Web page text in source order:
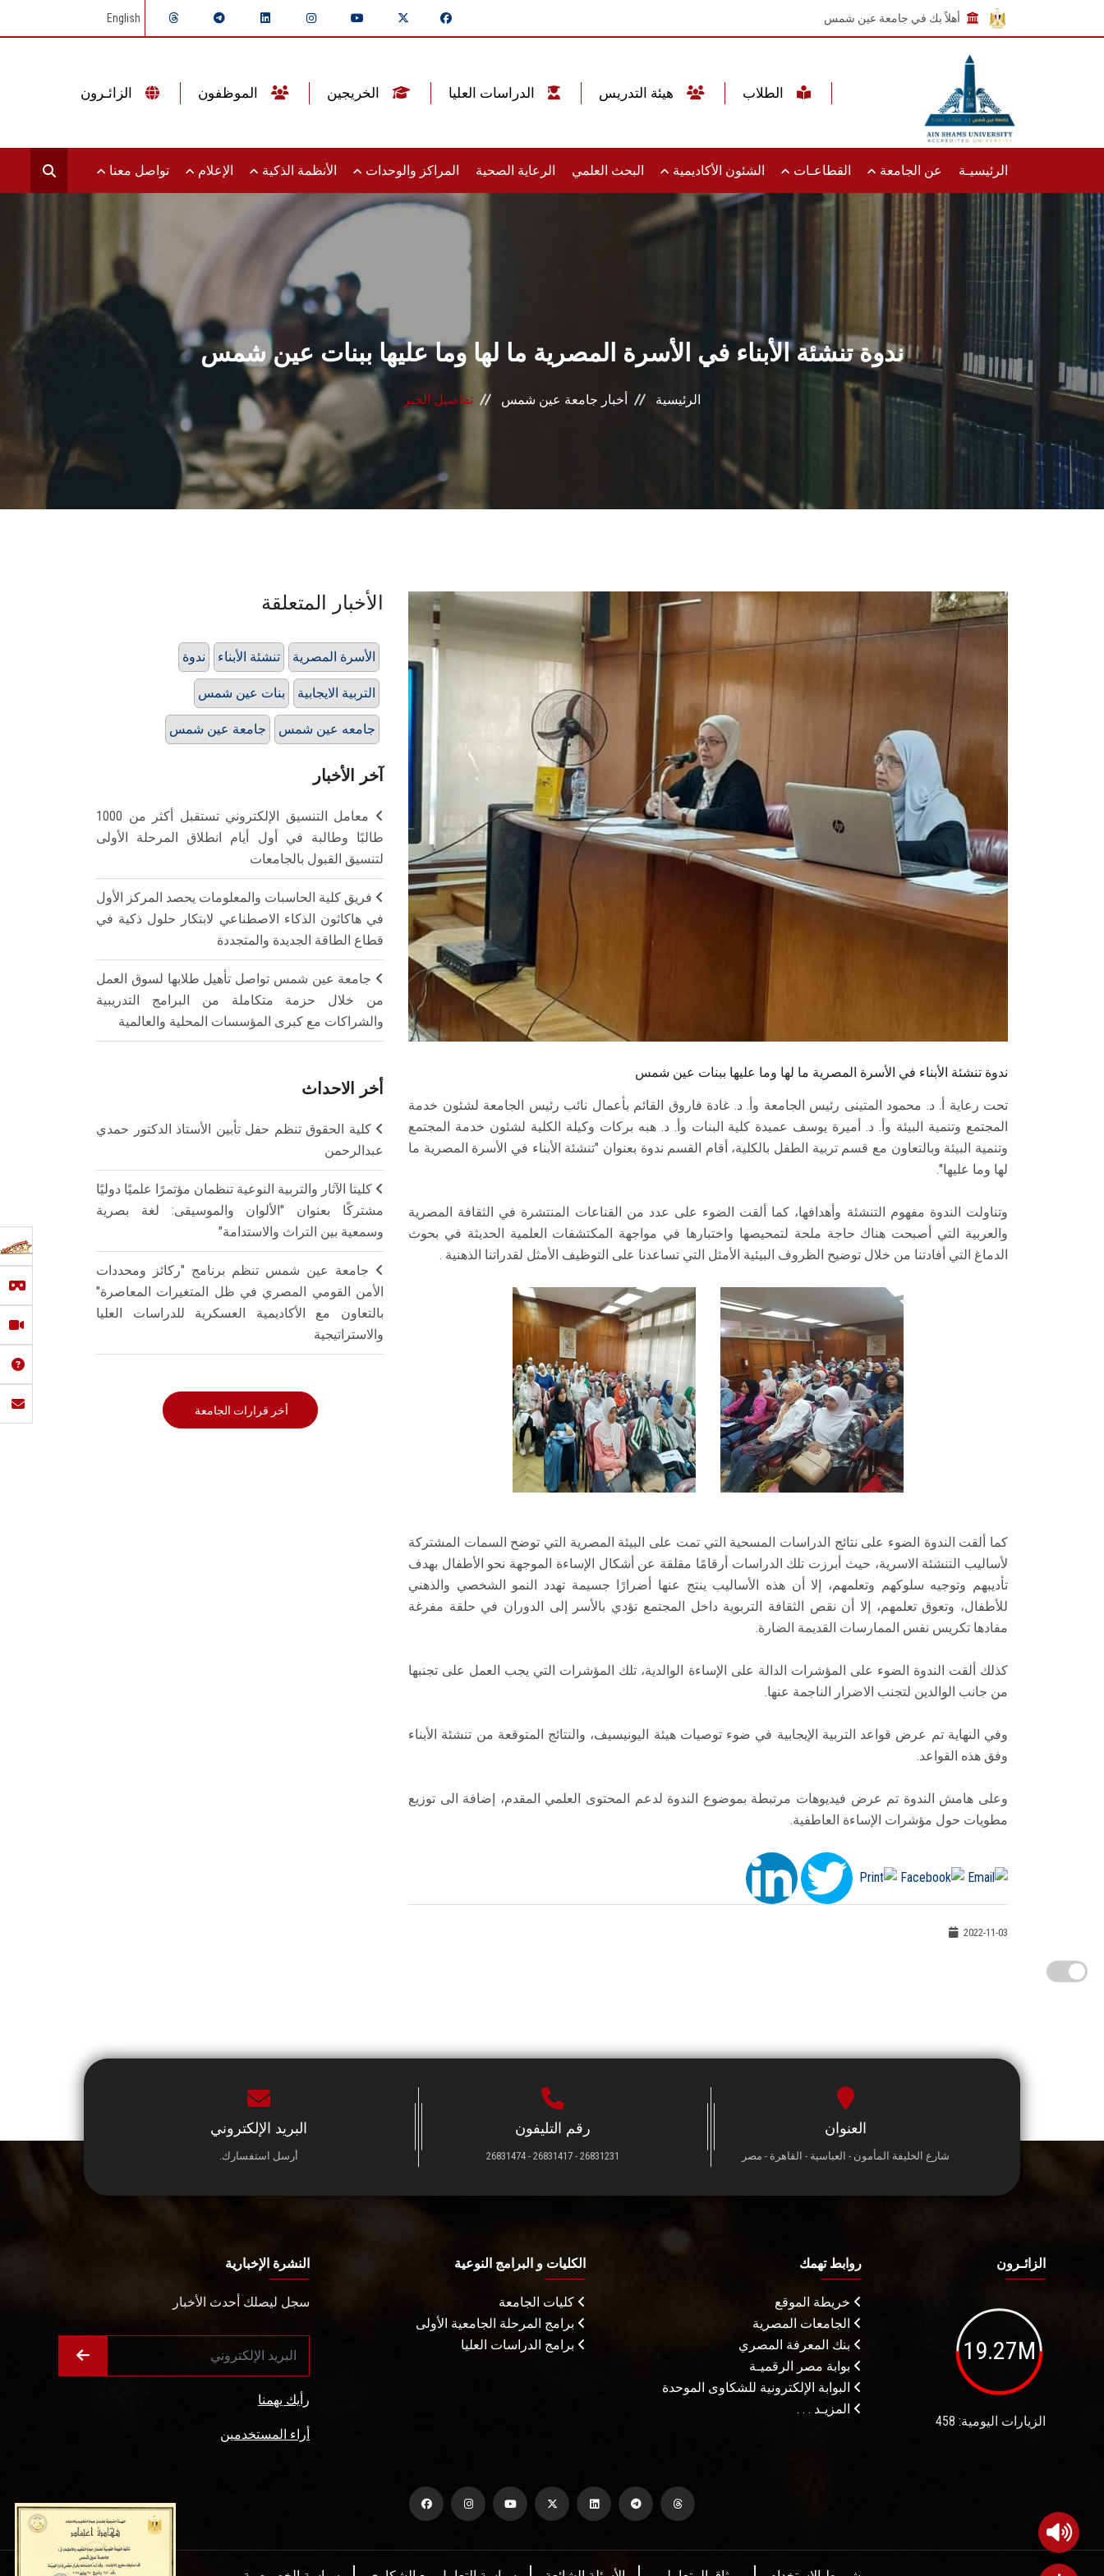
أهلاً بك في جامعة عين شمس English
الرئيسيـة عن الجامعة القطاعـات الشئون الأكاديمية البحث العلمي الرعاية الصحية المراكز والوحدات الأنظمة الذكية الإعلام تواصل معنا
ندوة تنشئة الأبناء في الأسرة المصرية ما لها وما عليها ببنات عين شمس
الرئيسية أخبار جامعة عين شمس تفاصيل الخبر
ندوة تنشئة الأبناء في الأسرة المصرية ما لها وما عليها ببنات عين شمس
تحت رعاية أ. د. محمود المتينى رئيس الجامعة وأ. د. غادة فاروق القائم بأعمال نائب رئيس الجامعة لشئون خدمة
المجتمع وتنمية البيئة وأ. د. أميرة يوسف عميدة كلية البنات وأ. د. هبه بركات وكيلة الكلية لشئون خدمة المجتمع
وتنمية البيئة وبالتعاون مع قسم تربية الطفل بالكلية، أقام القسم ندوة بعنوان "تنشئة الأبناء في الأسرة المصرية ما
لها وما عليها".
وتناولت الندوة مفهوم التنشئة وأهدافها، كما ألقت الضوء على عدد من القناعات المنتشرة في الثقافة المصرية
والعربية التي أصبحت هناك حاجة ملحة لتمحيصها واختبارها في مواجهة المكتشفات العلمية الحديثة في بحوث
الدماغ التي أفادتنا من خلال توضيح الظروف البيئية الأمثل التي تساعدنا على التوظيف الأمثل لقدراتنا الذهنية .
كما ألقت الندوة الضوء على نتائج الدراسات المسحية التي تمت على البيئة المصرية التي توضح السمات المشتركة
لأساليب التنشئة الاسرية، حيث أبرزت تلك الدراسات أرقامًا مقلقة عن أشكال الإساءة الموجهة نحو الأطفال بهدف
تأديبهم وتوجيه سلوكهم وتعلمهم، إلا أن هذه الأساليب ينتج عنها أضرارًا جسيمة تهدد النمو الشخصي والذهني
للأطفال، وتعوق تعلمهم، إلا أن نقص الثقافة التربوية داخل المجتمع تؤدي بالأسر إلى الدوران في حلقة مفرغة
مفادها تكريس نفس الممارسات القديمة الضارة.
كذلك ألقت الندوة الضوء على المؤشرات الدالة على الإساءة الوالدية، تلك المؤشرات التي يجب العمل على تجنبها
من جانب الوالدين لتجنب الاضرار الناجمة عنها.
وفي النهاية تم عرض قواعد التربية الإيجابية في ضوء توصيات هيئة اليونيسيف، والنتائج المتوقعة من تنشئة الأبناء
وفق هذه القواعد.
وعلى هامش الندوة تم عرض فيديوهات مرتبطة بموضوع الندوة لدعم المحتوى العلمي المقدم، إضافة الى توزيع
مطويات حول مؤشرات الإساءة العاطفية.
2022-11-03
الأخبار المتعلقة
ندوة تنشئة الأبناء الأسرة المصرية
بنات عين شمس التربية الايجابية
جامعة عين شمس جامعه عين شمس
آخر الأخبار
معامل التنسيق الإلكتروني تستقبل أكثر من 1000
طالبًا وطالبة في أول أيام انطلاق المرحلة الأولى
لتنسيق القبول بالجامعات
فريق كلية الحاسبات والمعلومات يحصد المركز الأول
في هاكاثون الذكاء الاصطناعي لابتكار حلول ذكية في
قطاع الطاقة الجديدة والمتجددة
جامعة عين شمس تواصل تأهيل طلابها لسوق العمل
من خلال حزمة متكاملة من البرامج التدريبية
والشراكات مع كبرى المؤسسات المحلية والعالمية
أخر الاحداث
كلية الحقوق تنظم حفل تأبين الأستاذ الدكتور حمدي
عبدالرحمن
كليتا الآثار والتربية النوعية تنظمان مؤتمرًا علميًا دوليًا
مشتركًا بعنوان "الألوان والموسيقى: لغة بصرية
وسمعية بين التراث والاستدامة"
جامعة عين شمس تنظم برنامج "ركائز ومحددات
الأمن القومي المصري في ظل المتغيرات المعاصرة"
بالتعاون مع الأكاديمية العسكرية للدراسات العليا
والاستراتيجية
أخر قرارات الجامعة
العنوان
شارع الخليفة المأمون - العباسية - القاهرة - مصر
رقم التليفون
26831231 - 26831417 - 26831474
البريد الإلكتروني
أرسل استفسارك.
الزائـرون
19.27M
الزيارات اليومية: 458
روابط تهمك
خريطة الموقع
الجامعات المصرية
بنك المعرفة المصري
بوابة مصر الرقميـة
البوابة الإلكترونية للشكاوى الموحدة
المزيـد . . .
الكليات و البرامج النوعية
كليات الجامعة
برامج المرحلة الجامعية الأولى
برامج الدراسات العليا
النشرة الإخبارية
سجل ليصلك أحدث الأخبار
رأيك يهمنا
أراء المستخدمين